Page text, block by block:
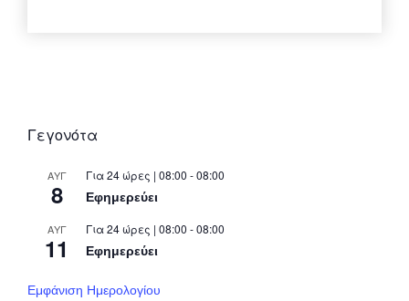
Γεγονότα
ΑΥΓ
8
Για 24 ώρες | 08:00 - 08:00
Εφημερεύει
ΑΥΓ
11
Για 24 ώρες | 08:00 - 08:00
Εφημερεύει
Εμφάνιση Ημερολογίου